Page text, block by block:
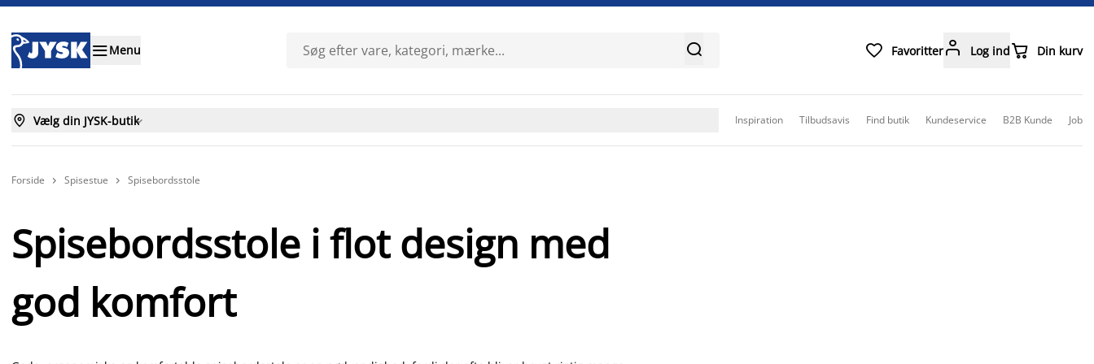
Menu   Favoritter Log ind Din kurv
 Vælg din JYSK-butik Inspiration Tilbudsavis Find butik Kundeservice B2B Kunde Job
Forside  Spisestue  Spisebordsstole
Spisebordsstole i flot design med
god komfort